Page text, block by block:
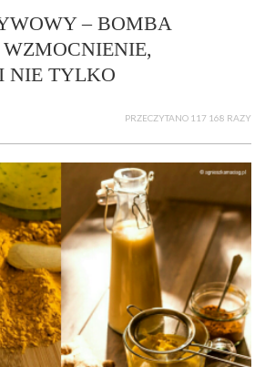
– BOMBA
NIE TYLKO
PRZECZYTANO 117 168 RAZY